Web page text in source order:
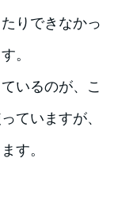
りできなかっ
。
いるのが、こ
ていますが、
す。